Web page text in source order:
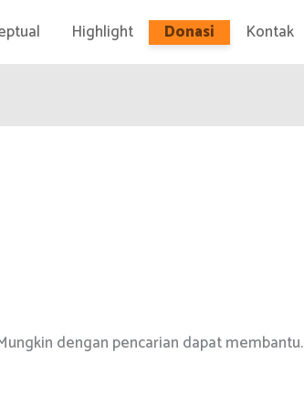
Highlight Donasi Kontak
dengan pencarian dapat membantu.